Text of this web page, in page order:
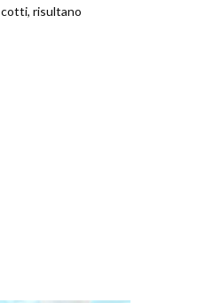
cotti, risultano